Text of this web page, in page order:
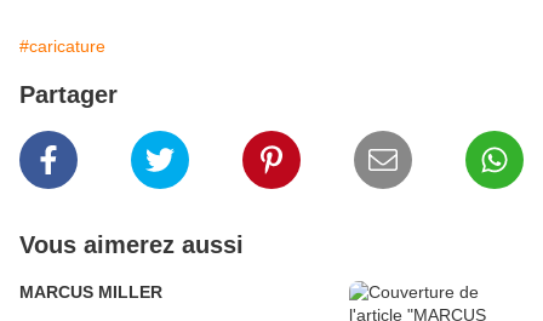
#caricature
Partager
Vous aimerez aussi
MARCUS MILLER